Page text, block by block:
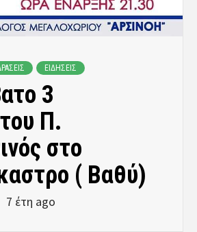
ΕΙΔΗΣΕΙΣ
3
Π.
στο
( Βαθύ)
7 έτη ago